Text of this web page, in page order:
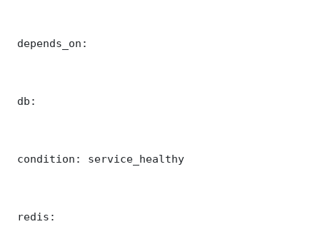
depends_on:
db:
condition: service_healthy
redis: